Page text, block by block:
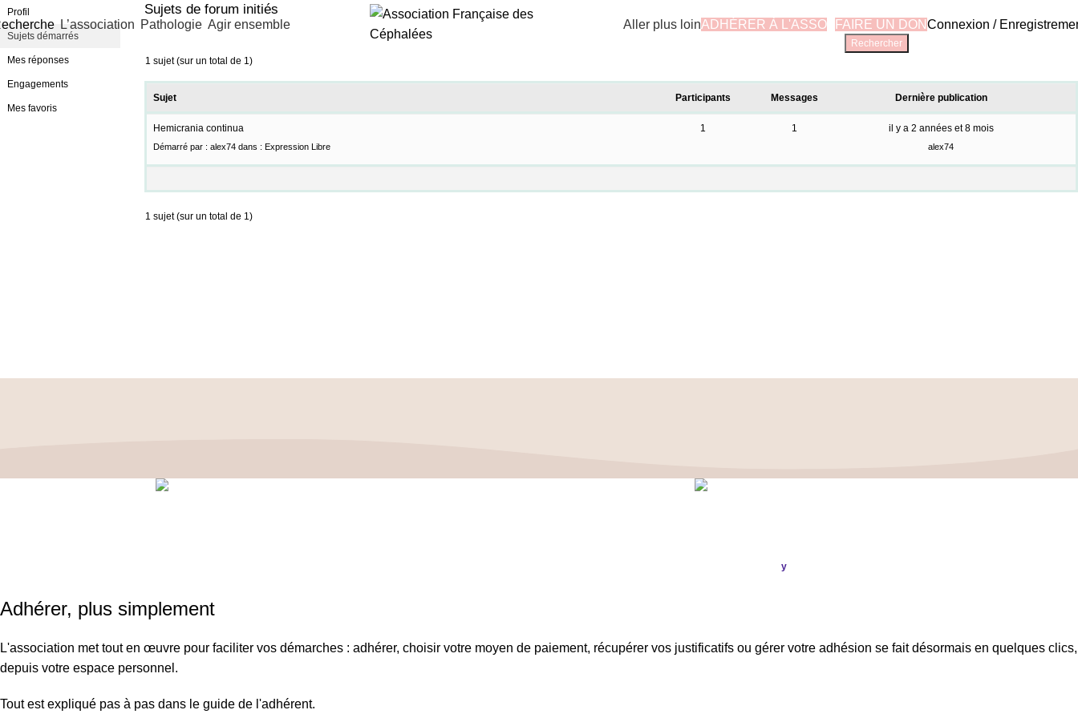
L’association Pathologie Agir ensemble Aller plus loinADHÉRER À L'ASSO FAIRE UN DONConnexion /
Profil
Sujets démarrés
Mes réponses
Engagements
Mes favoris
Sujets de forum initiés
1 sujet (sur un total de 1)
Sujet Participants Messages Dernière publication
Hemicrania continua
Démarré par : alex74 dans : Expression Libre
1 1 il y a 2 années et 8 mois
alex74
1 sujet (sur un total de 1)
y
Adhérer, plus simplement
L'association met tout en œuvre pour faciliter vos démarches : adhérer, choisir votre moyen de paiement, récupérer vos justificatifs ou gérer votre adhésion se fait désormais en quelques clics,
depuis votre espace personnel.
Tout est expliqué pas à pas dans le guide de l'adhérent.